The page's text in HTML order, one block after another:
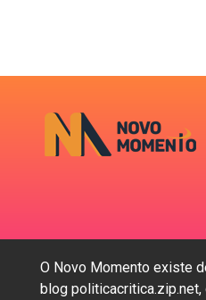
O Novo Momento existe
blog